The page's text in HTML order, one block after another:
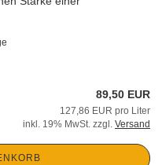
89,50 EUR
127,86 EUR pro Liter
inkl. 19% MwSt. zzgl. Versand